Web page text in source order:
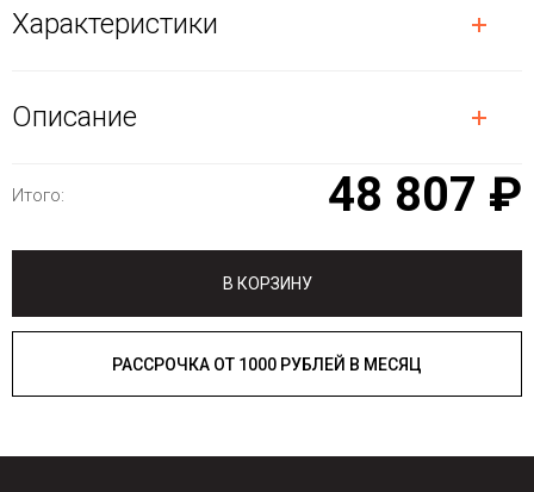
Характеристики
Описание
Итого: 48 807 ₽
В КОРЗИНУ
РАССРОЧКА ОТ 1000 РУБЛЕЙ В МЕСЯЦ